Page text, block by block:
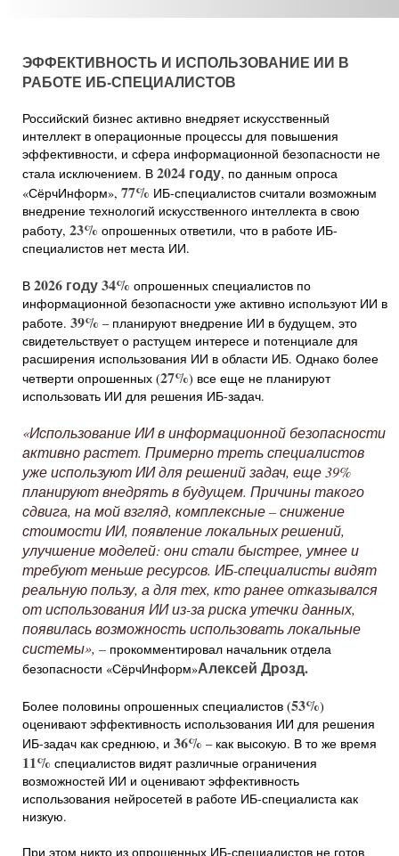
ЭФФЕКТИВНОСТЬ И ИСПОЛЬЗОВАНИЕ ИИ В
РАБОТЕ ИБ-СПЕЦИАЛИСТОВ
Российский бизнес активно внедряет искусственный
интеллект в операционные процессы для повышения
эффективности, и сфера информационной безопасности не
стала исключением. В 2024 году, по данным опроса
«СёрчИнформ», 77% ИБ-специалистов считали возможным
внедрение технологий искусственного интеллекта в свою
работу, 23% опрошенных ответили, что в работе ИБ-
специалистов нет места ИИ.
В 2026 году34% опрошенных специалистов по
информационной безопасности уже активно используют ИИ в
работе. 39% – планируют внедрение ИИ в будущем, это
свидетельствует о растущем интересе и потенциале для
расширения использования ИИ в области ИБ. Однако более
четверти опрошенных (27%) все еще не планируют
использовать ИИ для решения ИБ-задач.
«Использование ИИ в информационной безопасности
активно растет. Примерно треть специалистов
уже используют ИИ для решений задач, еще 39%
планируют внедрять в будущем. Причины такого
сдвига, на мой взгляд, комплексные – снижение
стоимости ИИ, появление локальных решений,
улучшение моделей: они стали быстрее, умнее и
требуют меньше ресурсов. ИБ-специалисты видят
реальную пользу, а для тех, кто ранее отказывался
от использования ИИ из-за риска утечки данных,
появилась возможность использовать локальные
системы», – прокомментировал начальник отдела
безопасности «СёрчИнформ»Алексей Дрозд.
Более половины опрошенных специалистов (53%)
оценивают эффективность использования ИИ для решения
ИБ-задач как среднюю, и 36% – как высокую. В то же время
11% специалистов видят различные ограничения
возможностей ИИ и оценивают эффективность
использования нейросетей в работе ИБ-специалиста как
низкую.
При этом никто из опрошенных ИБ-специалистов не готов